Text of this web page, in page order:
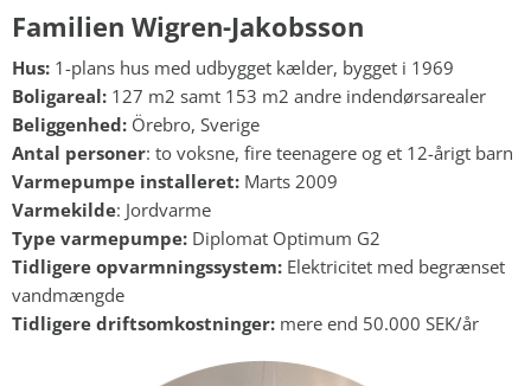
Familien Wigren-Jakobsson
Hus: 1-plans hus med udbygget kælder, bygget i 1969
Boligareal: 127 m2 samt 153 m2 andre indendørsarealer
Beliggenhed: Örebro, Sverige
Antal personer: to voksne, fire teenagere og et 12-årigt barn
Varmepumpe installeret: Marts 2009
Varmekilde: Jordvarme
Type varmepumpe: Diplomat Optimum G2
Tidligere opvarmningssystem: Elektricitet med begrænset
vandmængde
Tidligere driftsomkostninger: mere end 50.000 SEK/år